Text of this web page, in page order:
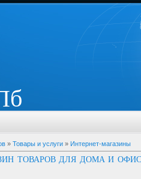
» Товары и услуги » Интернет-магазины
ТОВАРОВ ДЛЯ ДОМА И